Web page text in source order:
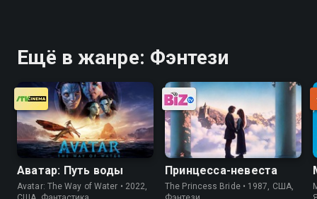
Ещё в жанре: Фэнтези
Аватар: Путь воды
Avatar: The Way of Water • 2022,
Принцесса-невеста
The Princess Bride • 1987, США,